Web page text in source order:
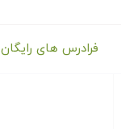
فرادرس های رایگان